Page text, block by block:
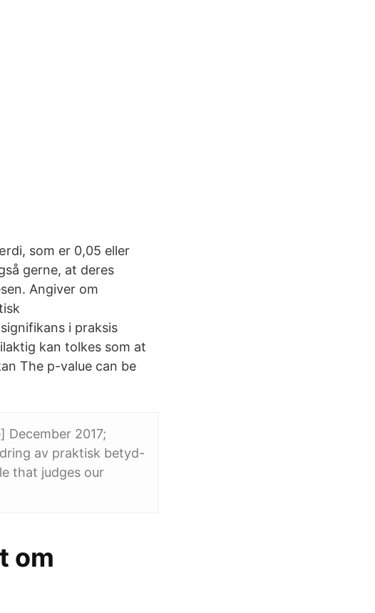
som er 0,05 eller
gerne, at deres
Angiver om
i praksis
kan tolkes som at
The p-value can be
December 2017;
av praktisk betyd-
that judges our
om